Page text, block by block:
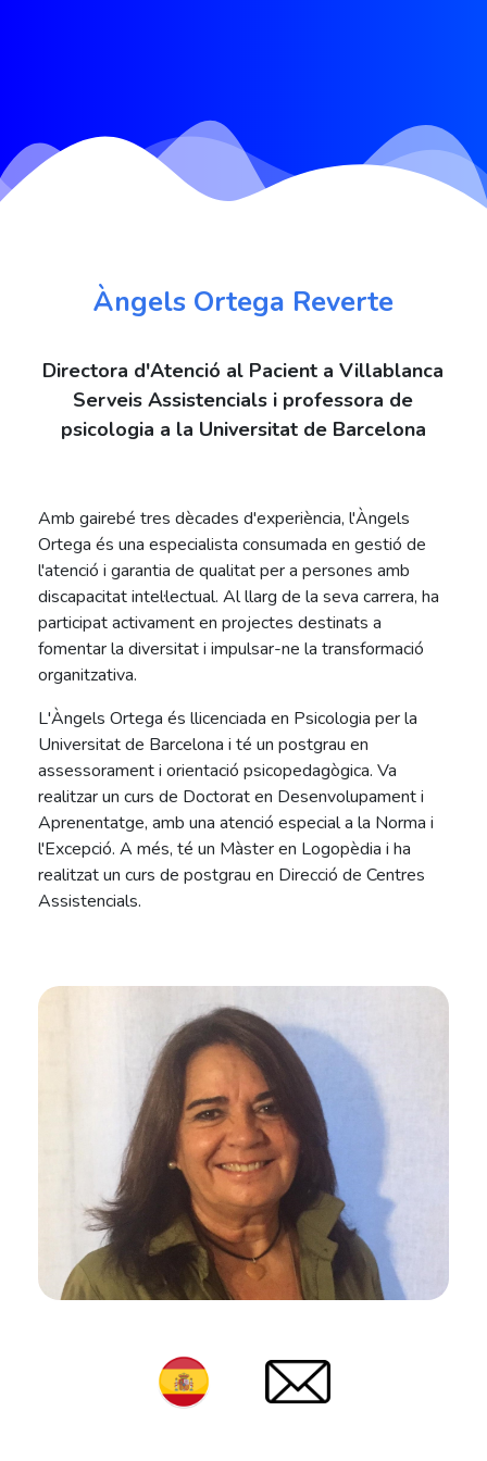
Àngels Ortega Reverte
Directora d'Atenció al Pacient a Villablanca
Serveis Assistencials i professora de
psicologia a la Universitat de Barcelona
Amb gairebé tres dècades d'experiència, l'Àngels
Ortega és una especialista consumada en gestió de
l'atenció i garantia de qualitat per a persones amb
discapacitat intel·lectual. Al llarg de la seva carrera, ha
participat activament en projectes destinats a
fomentar la diversitat i impulsar-ne la transformació
organitzativa.
L'Àngels Ortega és llicenciada en Psicologia per la
Universitat de Barcelona i té un postgrau en
assessorament i orientació psicopedagògica. Va
realitzar un curs de Doctorat en Desenvolupament i
Aprenentatge, amb una atenció especial a la Norma i
l'Excepció. A més, té un Màster en Logopèdia i ha
realitzat un curs de postgrau en Direcció de Centres
Assistencials.